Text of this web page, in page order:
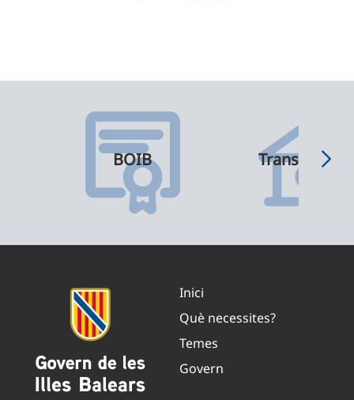
BOIB
Inici
Què necessites?
Temes
Govern